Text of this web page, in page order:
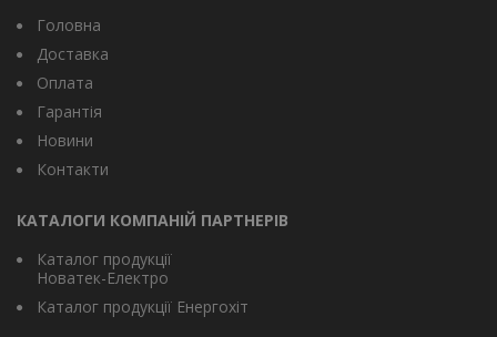
Головна
Доставка
Оплата
Гарантія
Новини
Контакти
КАТАЛОГИ КОМПАНІЙ ПАРТНЕРІВ
Каталог продукції
Новатек-Електро
Каталог продукції Енергохіт